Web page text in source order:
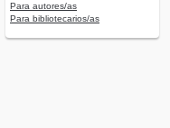
Para autores/as
Para bibliotecarios/as